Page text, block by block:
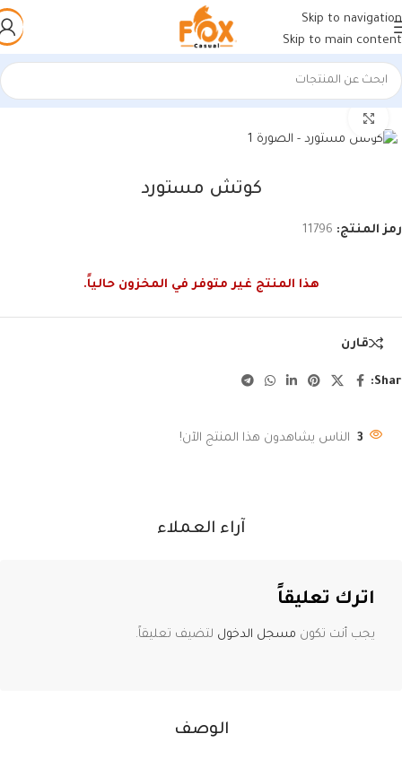
Skip to navigation
Skip to main content
الرئيسية/حريمي/كوتشي حريمي
كوتش مستورد
رمز المنتج: 11796
هذا المنتج غير متوفر في المخزون حالياً.
قارن
3 الناس يشاهدون هذا المنتج الآن!
الوصف
آراء العملاء
اترك تعليقاً
يجب أنت تكون مسجل الدخول لتضيف تعليقاً.